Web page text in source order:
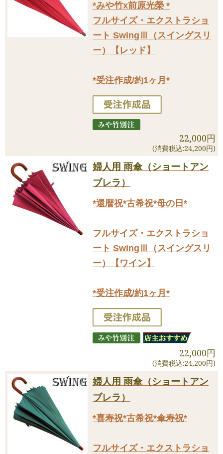
*みや竹x前原光榮 *
フルサイズ・エクストラショ
ート SwingⅢ（スイングスリ
ー）【レッド】
*受注作成/約1ヶ月*
22,000円
(消費税込:24,200円)
婦人用 雨傘（ショートアン
ブレラ）
*還暦祝*古希祝*母の日*
フルサイズ・エクストラショ
ート SwingⅢ（スイングスリ
ー）【ワイン】
*受注作成/約1ヶ月*
22,000円
(消費税込:24,200円)
婦人用 雨傘（ショートアン
ブレラ）
*喜寿祝*古希祝*傘寿祝*
フルサイズ・エクストラショ